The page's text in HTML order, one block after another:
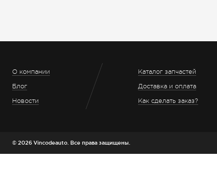
О компании
Блог
Новости
Каталог запчастей
Доставка и оплата
Как сделать заказ?
© 2026 Vincodeauto. Все права защищены.